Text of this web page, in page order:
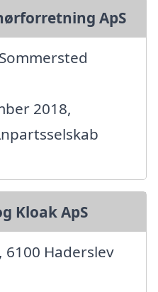
ApS
2018,
Kloak ApS
Haderslev